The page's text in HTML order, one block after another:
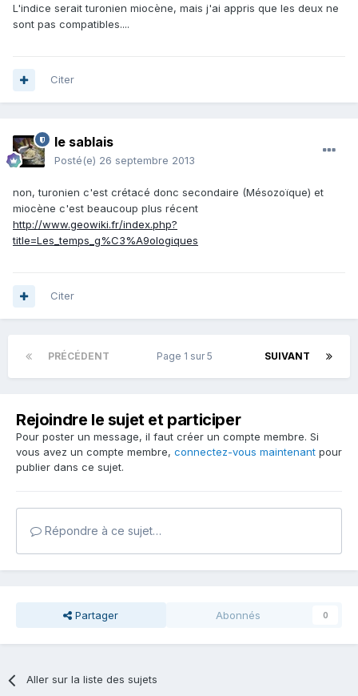
L'indice serait turonien miocène, mais j'ai appris que les deux ne
sont pas compatibles....
Citer
le sablais
Posté(e) 26 septembre 2013
non, turonien c'est crétacé donc secondaire (Mésozoïque) et
miocène c'est beaucoup plus récent
http://www.geowiki.fr/index.php?
title=Les_temps_g%C3%A9ologiques
Citer
PRÉCÉDENT SUIVANT
Page 1 sur 5
Rejoindre le sujet et participer
Pour poster un message, il faut créer un compte membre. Si
vous avez un compte membre, connectez-vous maintenant pour
publier dans ce sujet.
Répondre à ce sujet…
Partager Abonnés 0
Aller sur la liste des sujets